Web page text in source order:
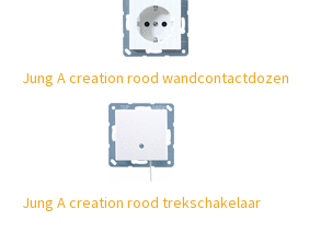
Jung A creation rood wandcontactdozen
Jung A creation rood trekschakelaar